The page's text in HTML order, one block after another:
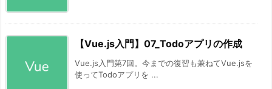
【Vue.js入門】07_Todoアプリの作成
Vue.js入門第7回。今までの復習も兼ねてVue.jsを
使ってTodoアプリを ...